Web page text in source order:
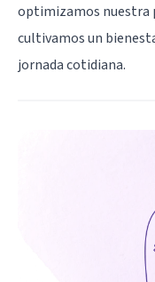
optimizamos nuestra
cultivamos un
jornada cotidiana.